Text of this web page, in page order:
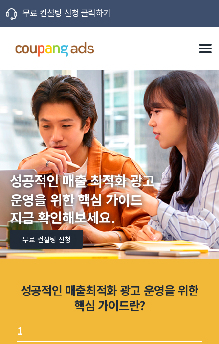
무료 컨설팅 신청 클릭하기
성공적인 매출 최적화 광고
운영을 위한 핵심 가이드
지금 확인해보세요.
무료 컨설팅 신청
성공적인 매출최적화 광고 운영을 위한
핵심 가이드란?
1